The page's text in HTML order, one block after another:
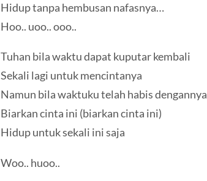
Hidup tanpa hembusan nafasnya…
Hoo.. uoo.. ooo..
Tuhan bila waktu dapat kuputar kembali
Sekali lagi untuk mencintanya
Namun bila waktuku telah habis dengannya
Biarkan cinta ini (biarkan cinta ini)
Hidup untuk sekali ini saja
Woo.. huoo..